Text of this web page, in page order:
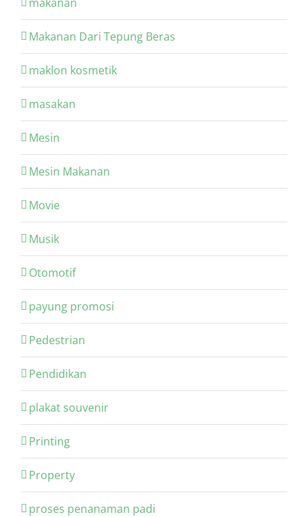
Makanan Dari Tepung Beras
maklon kosmetik
masakan
Mesin
Mesin Makanan
Movie
Musik
Otomotif
payung promosi
Pedestrian
Pendidikan
plakat souvenir
Printing
Property
proses penanaman padi